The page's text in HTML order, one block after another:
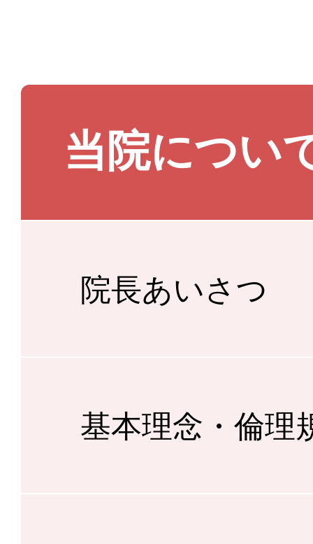
当院につい
院長あいさつ
基本理念・倫理